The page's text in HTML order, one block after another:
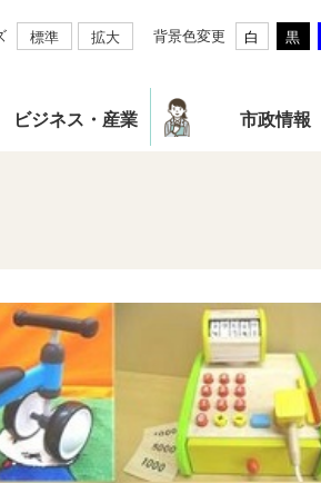
標準 拡大 背景色変更 白 黒
ビジネス・産業 市政情報